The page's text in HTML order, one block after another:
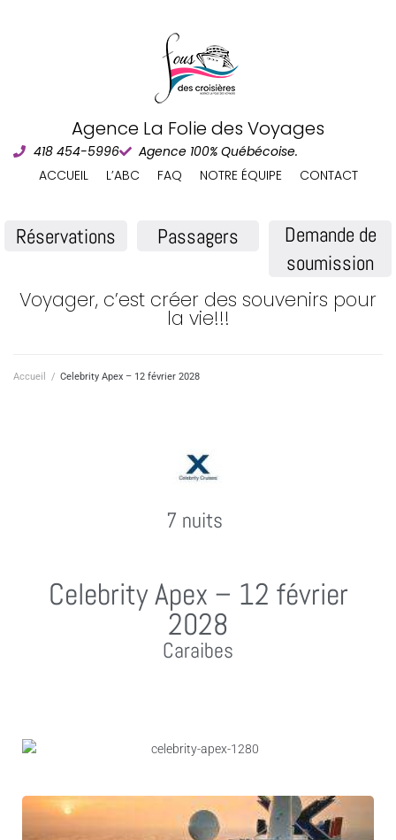
Agence La Folie des Voyages
418 454-5996
Agence 100% Québécoise.
ACCUEIL
L’ABC FAQ NOTRE ÉQUIPE CONTACT
Réservations Passagers
Demande de
soumission
Voyager, c’est créer des souvenirs pour
la vie!!!
Accueil / Celebrity Apex – 12 février 2028
7 nuits
Celebrity Apex – 12 février
2028
Caraibes